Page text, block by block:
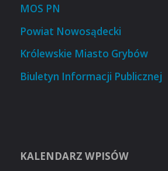
MOS PN
Powiat Nowosądecki
Królewskie Miasto Grybów
Biuletyn Informacji Publicznej
KALENDARZ WPISÓW